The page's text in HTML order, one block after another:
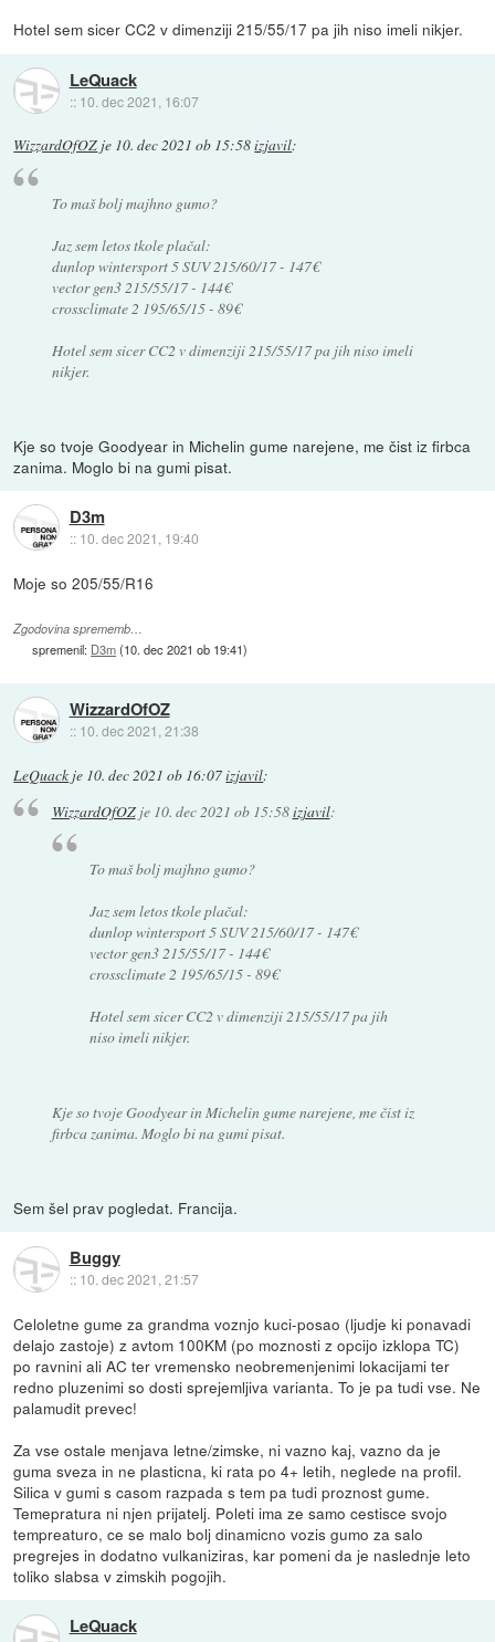
Hotel sem sicer CC2 v dimenziji 215/55/17 pa jih niso imeli nikjer.
LeQuack
:: 10. dec 2021, 16:07
WizzardOfOZ je 10. dec 2021 ob 15:58izjavil:
To maš bolj majhno gumo?
Jaz sem letos tkole plačal:
dunlop wintersport 5 SUV 215/60/17 - 147€
vector gen3 215/55/17 - 144€
crossclimate 2 195/65/15 - 89€
Hotel sem sicer CC2 v dimenziji 215/55/17 pa jih niso imeli
nikjer.
Kje so tvoje Goodyear in Michelin gume narejene, me čist iz firbca
zanima. Moglo bi na gumi pisat.
D3m
:: 10. dec 2021, 19:40
Moje so 205/55/R16
Zgodovina sprememb…
spremenil: D3m(10. dec 2021 ob 19:41)
WizzardOfOZ
:: 10. dec 2021, 21:38
LeQuack je 10. dec 2021 ob 16:07izjavil:
WizzardOfOZje 10. dec 2021 ob 15:58izjavil:
To maš bolj majhno gumo?
Jaz sem letos tkole plačal:
dunlop wintersport 5 SUV 215/60/17 - 147€
vector gen3 215/55/17 - 144€
crossclimate 2 195/65/15 - 89€
Hotel sem sicer CC2 v dimenziji 215/55/17 pa jih
niso imeli nikjer.
Kje so tvoje Goodyear in Michelin gume narejene, me čist iz
firbca zanima. Moglo bi na gumi pisat.
Sem šel prav pogledat. Francija.
Buggy
:: 10. dec 2021, 21:57
Celoletne gume za grandma voznjo kuci-posao (ljudje ki ponavadi
delajo zastoje) z avtom 100KM (po moznosti z opcijo izklopa TC)
po ravnini ali AC ter vremensko neobremenjenimi lokacijami ter
redno pluzenimi so dosti sprejemljiva varianta. To je pa tudi vse. Ne
palamudit prevec!
Za vse ostale menjava letne/zimske, ni vazno kaj, vazno da je
guma sveza in ne plasticna, ki rata po 4+ letih, neglede na profil.
Silica v gumi s casom razpada s tem pa tudi proznost gume.
Temepratura ni njen prijatelj. Poleti ima ze samo cestisce svojo
tempreaturo, ce se malo bolj dinamicno vozis gumo za salo
pregrejes in dodatno vulkaniziras, kar pomeni da je naslednje leto
toliko slabsa v zimskih pogojih.
LeQuack